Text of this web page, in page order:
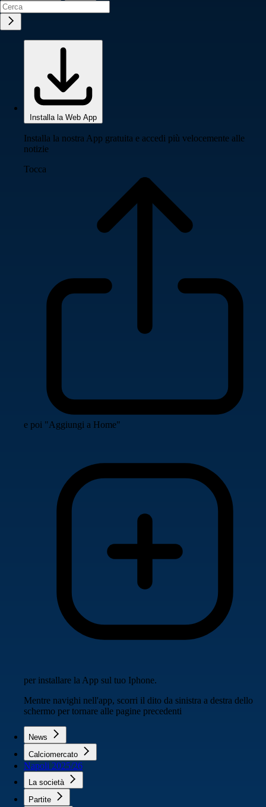
Installa la Web App
Installa la nostra App gratuita e accedi più velocemente alle
notizie
Tocca
e poi "Aggiungi a Home"
per installare la App sul tuo Iphone.
Mentre navighi nell'app, scorri il dito da sinistra a destra dello
schermo per tornare alle pagine precedenti
News
Calciomercato
Napoli 2025/26
La società
Partite